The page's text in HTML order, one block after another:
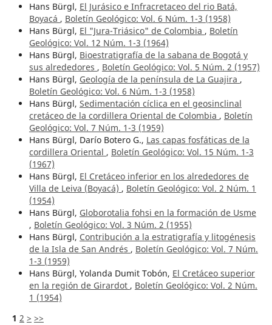
Hans Bürgl, El Jurásico e Infracretaceo del rio Batá,
Boyacá , Boletín Geológico: Vol. 6 Núm. 1-3 (1958)
Hans Bürgl, El "Jura-Triásico" de Colombia , Boletín
Geológico: Vol. 12 Núm. 1-3 (1964)
Hans Bürgl, Bioestratigrafía de la sabana de Bogotá y
sus alrededores , Boletín Geológico: Vol. 5 Núm. 2 (1957)
Hans Bürgl, Geología de la península de La Guajira ,
Boletín Geológico: Vol. 6 Núm. 1-3 (1958)
Hans Bürgl, Sedimentación cíclica en el geosinclinal
cretáceo de la cordillera Oriental de Colombia , Boletín
Geológico: Vol. 7 Núm. 1-3 (1959)
Hans Bürgl, Darío Botero G., Las capas fosfáticas de la
cordillera Oriental , Boletín Geológico: Vol. 15 Núm. 1-3
(1967)
Hans Bürgl, El Cretáceo inferior en los alrededores de
Villa de Leiva (Boyacá) , Boletín Geológico: Vol. 2 Núm. 1
(1954)
Hans Bürgl, Globorotalia fohsi en la formación de Usme
, Boletín Geológico: Vol. 3 Núm. 2 (1955)
Hans Bürgl, Contribución a la estratigrafía y litogénesis
de la Isla de San Andrés , Boletín Geológico: Vol. 7 Núm.
1-3 (1959)
Hans Bürgl, Yolanda Dumit Tobón, El Cretáceo superior
en la región de Girardot , Boletín Geológico: Vol. 2 Núm.
1 (1954)
1 2 > >>